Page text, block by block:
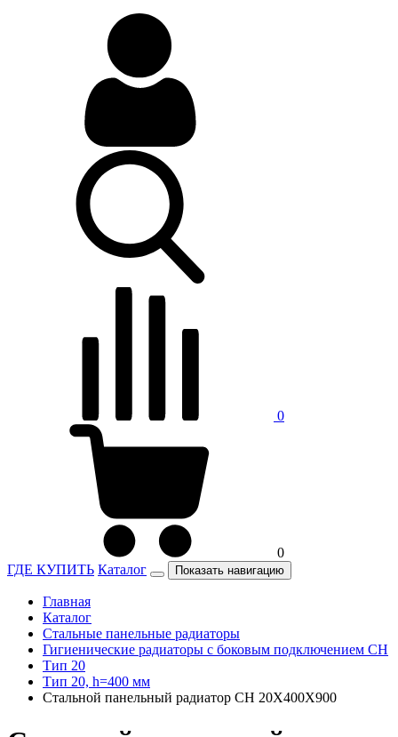
0
0
ГДЕ КУПИТЬ Каталог Показать навигацию
Главная
Каталог
Стальные панельные радиаторы
Гигиенические радиаторы c боковым подключением CH
Тип 20
Тип 20, h=400 мм
Стальной панельный радиатор CH 20Х400Х900